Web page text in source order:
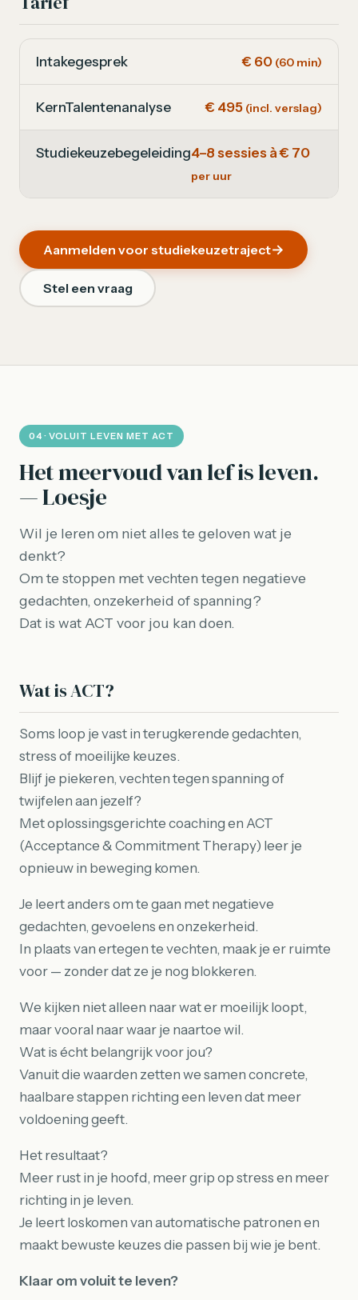
Intakegesprek € 60 (60 min)
KernTalentenanalyse € 495 (incl. verslag)
Studiekeuzebegeleiding4–8 sessies à € 70
per uur
Aanmelden voor studiekeuzetraject
Stel een vraag
04 · VOLUIT LEVEN MET ACT
Het meervoud van lef is leven.
— Loesje
Wil je leren om niet alles te geloven wat je
denkt?
Om te stoppen met vechten tegen negatieve
gedachten, onzekerheid of spanning?
Dat is wat ACT voor jou kan doen.
Wat is ACT?
Soms loop je vast in terugkerende gedachten,
stress of moeilijke keuzes.
Blijf je piekeren, vechten tegen spanning of
twijfelen aan jezelf?
Met oplossingsgerichte coaching en ACT
(Acceptance & Commitment Therapy) leer je
opnieuw in beweging komen.
Je leert anders om te gaan met negatieve
gedachten, gevoelens en onzekerheid.
In plaats van ertegen te vechten, maak je er ruimte
voor — zonder dat ze je nog blokkeren.
We kijken niet alleen naar wat er moeilijk loopt,
maar vooral naar waar je naartoe wil.
Wat is écht belangrijk voor jou?
Vanuit die waarden zetten we samen concrete,
haalbare stappen richting een leven dat meer
voldoening geeft.
Het resultaat?
Meer rust in je hoofd, meer grip op stress en meer
richting in je leven.
Je leert loskomen van automatische patronen en
maakt bewuste keuzes die passen bij wie je bent.
Klaar om voluit te leven?